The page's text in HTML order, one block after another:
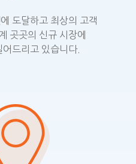
도달하고 최상의 고객
곳곳의 신규 시장에
드리고 있습니다.